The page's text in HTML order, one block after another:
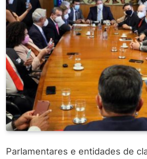
Parlamentares e entidades de